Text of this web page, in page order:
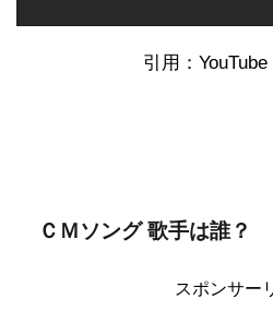
引用：
ＣＭソング 歌手は誰？
スポンサー